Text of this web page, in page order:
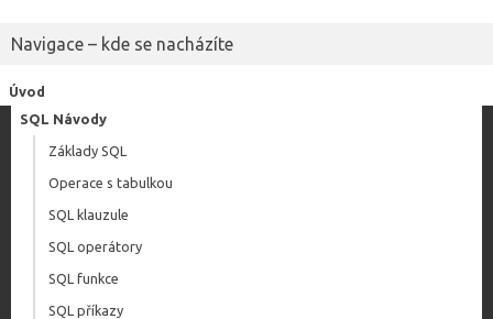
Navigace – kde se nacházíte
Úvod
SQL Návody
Základy SQL
Operace s tabulkou
SQL klauzule
SQL operátory
SQL funkce
SQL příkazy